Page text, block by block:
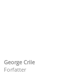
George Crile
Forfatter